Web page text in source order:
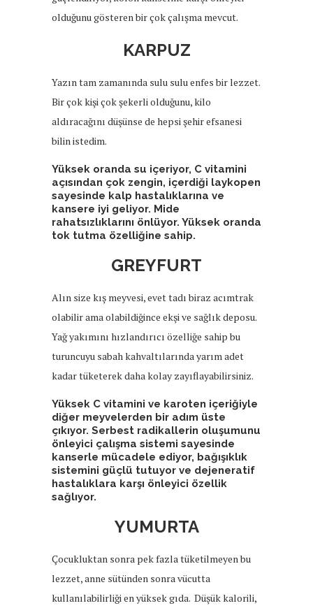
olduğunu gösteren bir çok çalışma mevcut.
KARPUZ
Yazın tam zamanında sulu sulu enfes bir lezzet.
Bir çok kişi çok şekerli olduğunu, kilo
aldıracağını düşünse de hepsi şehir efsanesi
bilin istedim.
Yüksek oranda su içeriyor, C vitamini
açısından çok zengin, içerdiği laykopen
sayesinde kalp hastalıklarına ve
kansere iyi geliyor. Mide
rahatsızlıklarını önlüyor. Yüksek oranda
tok tutma özelliğine sahip.
GREYFURT
Alın size kış meyvesi, evet tadı biraz acımtrak
olabilir ama olabildiğince ekşi ve sağlık deposu.
Yağ yakımını hızlandırıcı özelliğe sahip bu
turuncuyu sabah kahvaltılarında yarım adet
kadar tüketerek daha kolay zayıflayabilirsiniz.
Yüksek C vitamini ve karoten içeriğiyle
diğer meyvelerden bir adım üste
çıkıyor. Serbest radikallerin oluşumunu
önleyici çalışma sistemi sayesinde
kanserle mücadele ediyor, bağışıklık
sistemini güçlü tutuyor ve dejeneratif
hastalıklara karşı önleyici özellik
sağlıyor.
YUMURTA
Çocukluktan sonra pek fazla tüketilmeyen bu
lezzet, anne sütünden sonra vücutta
kullanılabilirliği en yüksek gıda. Düşük kalorili,